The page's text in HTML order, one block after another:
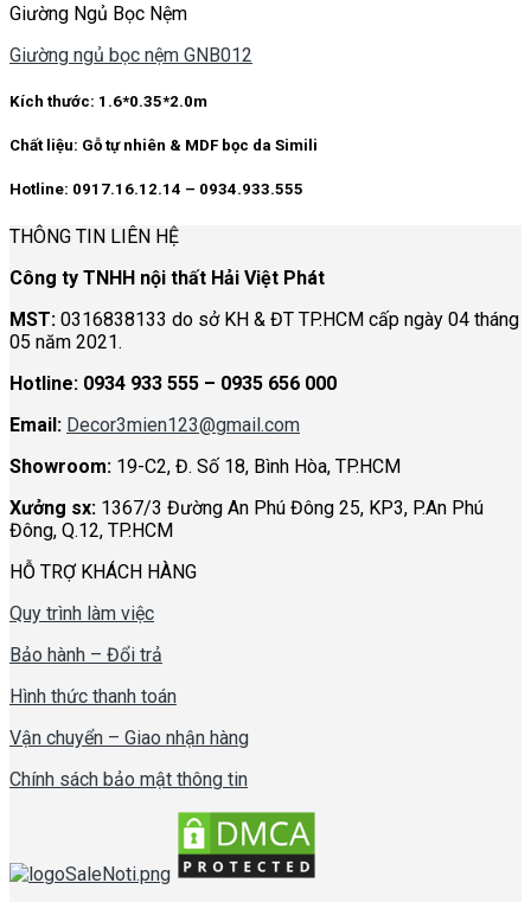
Giường Ngủ Bọc Nệm
Giường ngủ bọc nệm GNB012
Kích thước: 1.6*0.35*2.0m
Chất liệu: Gỗ tự nhiên & MDF bọc da Simili
Hotline: 0917.16.12.14 – 0934.933.555
THÔNG TIN LIÊN HỆ
Công ty TNHH nội thất Hải Việt Phát
MST: 0316838133 do sở KH & ĐT TP.HCM cấp ngày 04 tháng
05 năm 2021.
Hotline: 0934 933 555 – 0935 656 000
Email: Decor3mien123@gmail.com
Showroom: 19-C2, Đ. Số 18, Bình Hòa, TP.HCM
Xưởng sx: 1367/3 Đường An Phú Đông 25, KP3, P.An Phú
Đông, Q.12, TP.HCM
HỖ TRỢ KHÁCH HÀNG
Quy trình làm việc
Bảo hành – Đổi trả
Hình thức thanh toán
Vận chuyển – Giao nhận hàng
Chính sách bảo mật thông tin